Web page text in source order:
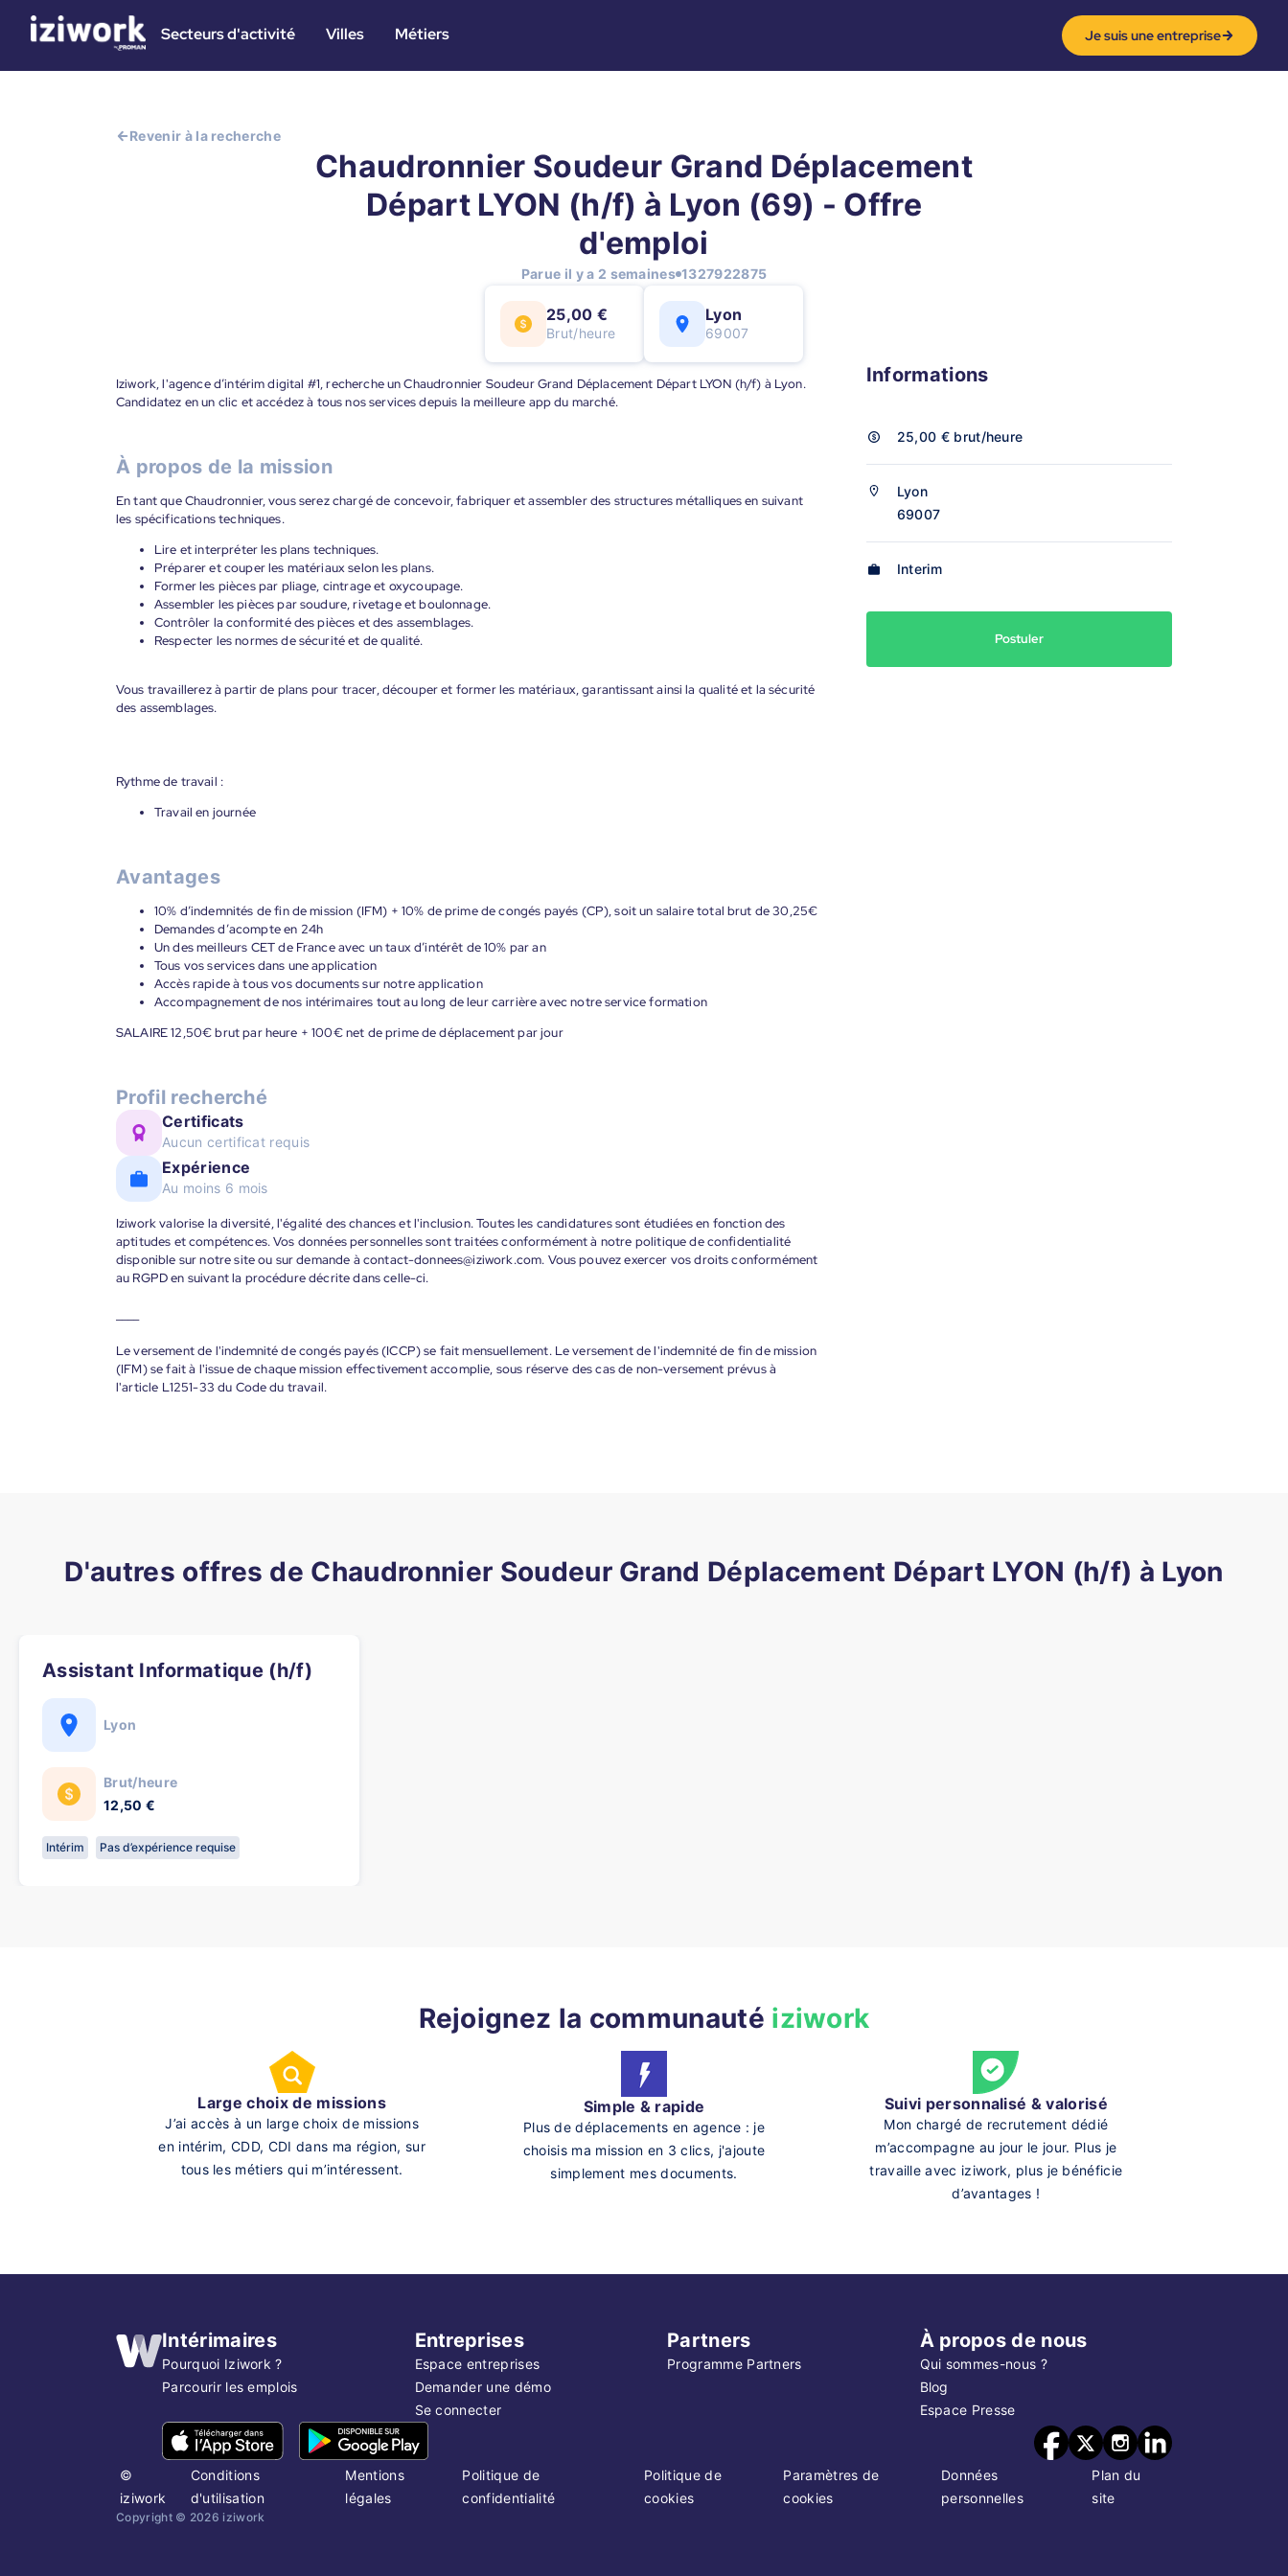
Secteurs d'activité Villes Métiers Je suis une entreprise
Revenir à la recherche
Chaudronnier Soudeur Grand Déplacement
Départ LYON (h/f) à Lyon (69) - Offre
d'emploi
Parue il y a 2 semaines 1327922875
25,00 €
Brut/heure
Lyon
69007
Iziwork, l'agence d’intérim digital #1, recherche un Chaudronnier Soudeur Grand Déplacement Départ LYON (h/f) à Lyon.
Candidatez en un clic et accédez à tous nos services depuis la meilleure app du marché.
À propos de la mission
En tant que Chaudronnier, vous serez chargé de concevoir, fabriquer et assembler des structures métalliques en suivant
les spécifications techniques.
Lire et interpréter les plans techniques.
Préparer et couper les matériaux selon les plans.
Former les pièces par pliage, cintrage et oxycoupage.
Assembler les pièces par soudure, rivetage et boulonnage.
Contrôler la conformité des pièces et des assemblages.
Respecter les normes de sécurité et de qualité.
Vous travaillerez à partir de plans pour tracer, découper et former les matériaux, garantissant ainsi la qualité et la sécurité
des assemblages.
Rythme de travail :
Travail en journée
Avantages
10% d’indemnités de fin de mission (IFM) + 10% de prime de congés payés (CP), soit un salaire total brut de 30,25€
Demandes d’acompte en 24h
Un des meilleurs CET de France avec un taux d’intérêt de 10% par an
Tous vos services dans une application
Accès rapide à tous vos documents sur notre application
Accompagnement de nos intérimaires tout au long de leur carrière avec notre service formation
SALAIRE 12,50€ brut par heure + 100€ net de prime de déplacement par jour
Profil recherché
Certificats
Aucun certificat requis
Expérience
Au moins 6 mois
Iziwork valorise la diversité, l'égalité des chances et l'inclusion. Toutes les candidatures sont étudiées en fonction des
aptitudes et compétences. Vos données personnelles sont traitées conformément à notre politique de confidentialité
disponible sur notre site ou sur demande à contact-donnees@iziwork.com. Vous pouvez exercer vos droits conformément
au RGPD en suivant la procédure décrite dans celle-ci.
Le versement de l'indemnité de congés payés (ICCP) se fait mensuellement. Le versement de l'indemnité de fin de mission
(IFM) se fait à l'issue de chaque mission effectivement accomplie, sous réserve des cas de non-versement prévus à
l'article L1251-33 du Code du travail.
Informations
25,00 € brut/heure
Lyon
69007
Interim
Postuler
D'autres offres de Chaudronnier Soudeur Grand Déplacement Départ LYON (h/f) à Lyon
Assistant Informatique (h/f)
Lyon
Brut/heure
12,50 €
Intérim Pas d’expérience requise
Rejoignez la communauté iziwork
Large choix de missions
J’ai accès à un large choix de missions
en intérim, CDD, CDI dans ma région, sur
tous les métiers qui m’intéressent.
Simple & rapide
Plus de déplacements en agence : je
choisis ma mission en 3 clics, j'ajoute
simplement mes documents.
Suivi personnalisé & valorisé
Mon chargé de recrutement dédié
m’accompagne au jour le jour. Plus je
travaille avec iziwork, plus je bénéficie
d’avantages !
Intérimaires
Pourquoi Iziwork ?
Parcourir les emplois
Entreprises
Espace entreprises
Demander une démo
Se connecter
Partners
Programme Partners
À propos de nous
Qui sommes-nous ?
Blog
Espace Presse
©
iziwork
Conditions
d'utilisation
Mentions
légales
Politique de
confidentialité
Politique de
cookies
Paramètres de
cookies
Données
personnelles
Plan du
site
Copyright © 2026 iziwork